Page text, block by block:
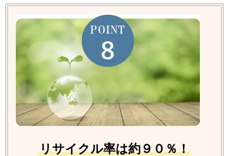
リサイクル率は約９０％！